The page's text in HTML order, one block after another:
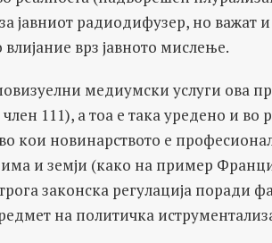
јавниот радиодифузер, но важат
врз јавното мислење.
медиумски услуги ова
111), а тоа е така уредено и во
кои новинарството е
и земји (како на пример
законска регулација поради
на политичка